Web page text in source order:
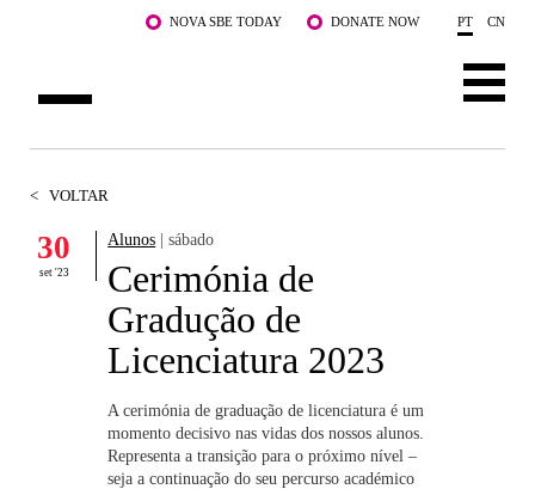
Saltar para o conteúdo principalNOVA SBE TODAY DONATE NOW PT CN
DOCENTES E INVESTIGAÇÃO
COMUNIDADE
WHAT'S HAPPENING
< VOLTAR
30
set '23
Alunos | sábado
Cerimónia de
Gradução de
Licenciatura 2023
A cerimónia de graduação de licenciatura é um
momento decisivo nas vidas dos nossos alunos.
Representa a transição para o próximo nível –
seja a continuação do seu percurso académico